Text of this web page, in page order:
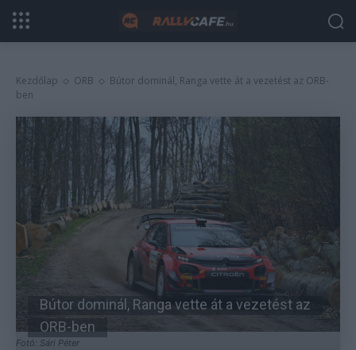
Kezdőlap ORB
Bútor dominál, Ranga vette át a vezetést az ORB-
ben
Fotó: Sári Péter
Bútor dominál, Ranga vette át a vezetést az
ORB-ben